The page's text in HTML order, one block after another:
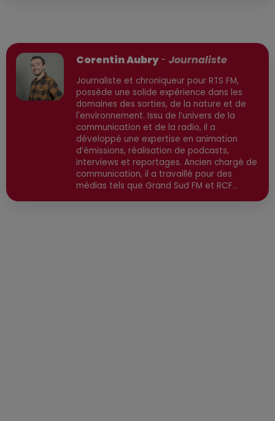
Corentin Aubry- Journaliste
Journaliste et chroniqueur pour RTS FM,
possède une solide expérience dans les
domaines des sorties, de la nature et de
l'environnement. Issu de l’univers de la
communication et de la radio, il a
développé une expertise en animation
d’émissions, réalisation de podcasts,
interviews et reportages. Ancien chargé de
communication, il a travaillé pour des
médias tels que Grand Sud FM et RCF